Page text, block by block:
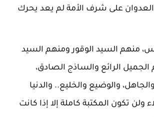
على شرف الأمة لم يعد يحرك
منهم السيد الوقور ومنهم السيد
الرائع والساذج الصادق،
والوضيع والخليع.. والدنيا
ولن تكون المكتبة كاملة إلا إذا كانت